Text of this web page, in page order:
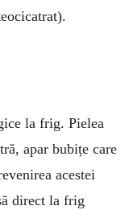
la frig. Pielea
apar bubițe care
aces­tei
direct la frig